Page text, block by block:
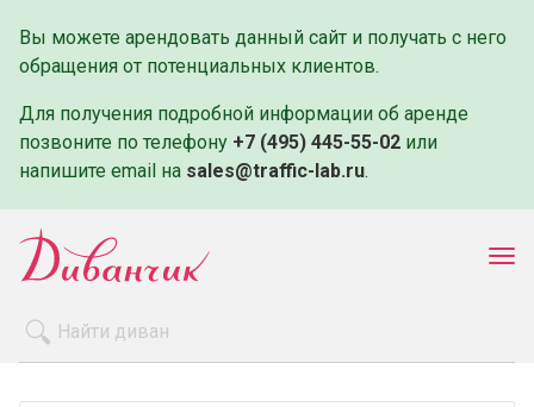
Вы можете арендовать данный сайт и получать с него
обращения от потенциальных клиентов.
Для получения подробной информации об аренде
позвоните по телефону +7 (495) 445-55-02 или
напишите email на sales@traffic-lab.ru.